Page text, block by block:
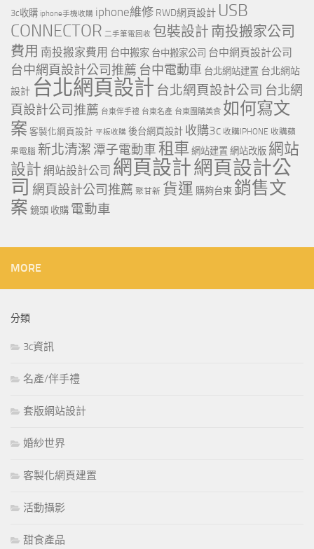
3c收購 iphone手機收購 iphone維修 RWD網頁設計 USB
CONNECTOR 二手筆電回收 包裝設計 南投搬家公司
費用 南投搬家費用 台中搬家 台中搬家公司 台中網頁設計公司
台中網頁設計公司推薦 台中電動車 台北網站建置 台北網站
設計 台北網頁設計 台北網頁設計公司 台北網
頁設計公司推薦 台東伴手禮 台東名產 台東團購美食 如何寫文
案 客製化網頁設計 平板收購 後台網頁設計 收購3c 收購IPHONE 收購蘋
果電腦 新北清潔 潭子電動車租車 網站建置 網站改版 網站
設計 網站設計公司 網頁設計網頁設計公
司 網頁設計公司推薦 聚甘新 貨運 購夠台東 銷售文
案 鏡頭 收購 電動車
MORE
分類
3c資訊
名產/伴手禮
套版網站設計
婚紗世界
客製化網頁建置
活動攝影
甜食產品